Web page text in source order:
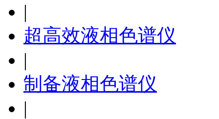
|
超高效液相色谱仪
|
制备液相色谱仪
|